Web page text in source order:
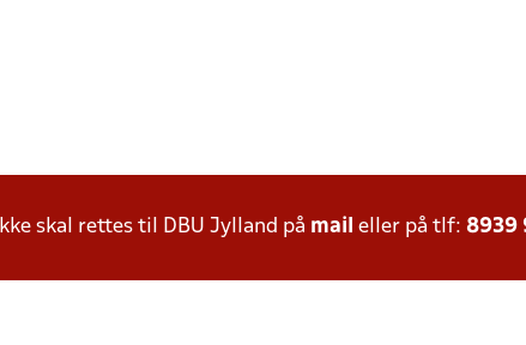
skal rettes til DBU Jylland på mail eller på tlf: 8939